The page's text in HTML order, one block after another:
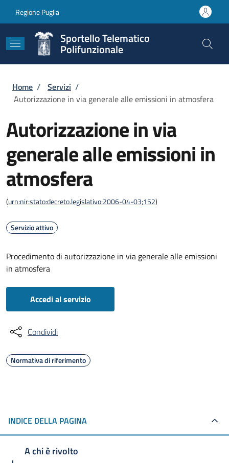
Regione Puglia
Sportello Telematico
Polifunzionale
Briciole di pane
Home / Servizi /
Autorizzazione in via generale alle emissioni in atmosfera
Autorizzazione in via
generale alle emissioni in
atmosfera
(urn:nir:stato:decreto.legislativo:2006-04-03;152)
Servizio attivo
Procedimento di autorizzazione in via generale alle emissioni
in atmosfera
Accedi al servizio
Condividi
Normativa di riferimento
INDICE DELLA PAGINA
A chi è rivolto